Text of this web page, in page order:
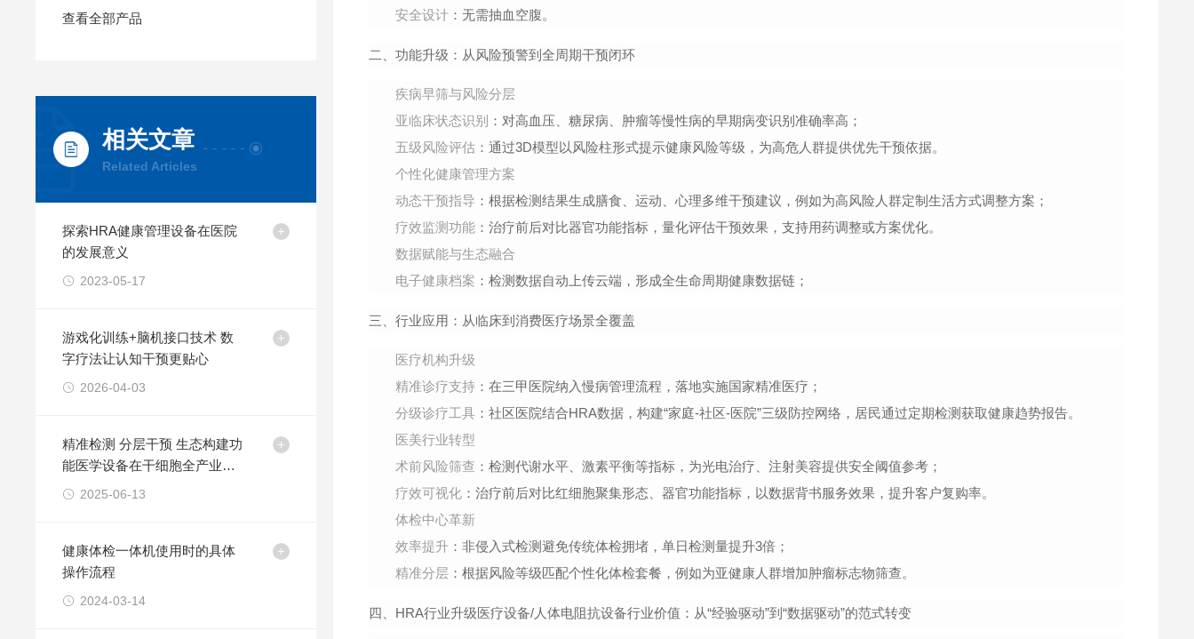
查看全部产品
相关文章
Related Articles
探索HRA健康管理设备在医院
的发展意义
2023-05-17
游戏化训练+脑机接口技术 数
字疗法让认知干预更贴心
2026-04-03
精准检测 分层干预 生态构建功
能医学设备在干细胞全产业链
的价值重构
2025-06-13
健康体检一体机使用时的具体
操作流程
2024-03-14
安全设计 ：无需抽血空腹。
二、功能升级：从风险预警到全周期干预闭环
疾病早筛与风险分层
亚临床状态识别 ：对高血压、糖尿病、肿瘤等慢性病的早期病变识别准确率高；
五级风险评估 ：通过3D模型以风险柱形式提示健康风险等级，为高危人群提供优先干预依据。
个性化健康管理方案
动态干预指导 ：根据检测结果生成膳食、运动、心理多维干预建议，例如为高风险人群定制生活方式调整方案；
疗效监测功能 ：治疗前后对比器官功能指标，量化评估干预效果，支持用药调整或方案优化。
数据赋能与生态融合
电子健康档案 ：检测数据自动上传云端，形成全生命周期健康数据链；
三、行业应用：从临床到消费医疗场景全覆盖
医疗机构升级
精准诊疗支持 ：在三甲医院纳入慢病管理流程，落地实施国家精准医疗；
分级诊疗工具 ：社区医院结合HRA数据，构建“家庭-社区-医院”三级防控网络，居民通过定期检测获取健康趋势报告。
医美行业转型
术前风险筛查 ：检测代谢水平、激素平衡等指标，为光电治疗、注射美容提供安全阈值参考；
疗效可视化 ：治疗前后对比红细胞聚集形态、器官功能指标，以数据背书服务效果，提升客户复购率。
体检中心革新
效率提升 ：非侵入式检测避免传统体检拥堵，单日检测量提升3倍；
精准分层 ：根据风险等级匹配个性化体检套餐，例如为亚健康人群增加肿瘤标志物筛查。
四、HRA行业升级医疗设备/人体电阻抗设备行业价值：从“经验驱动”到“数据驱动”的范式转变